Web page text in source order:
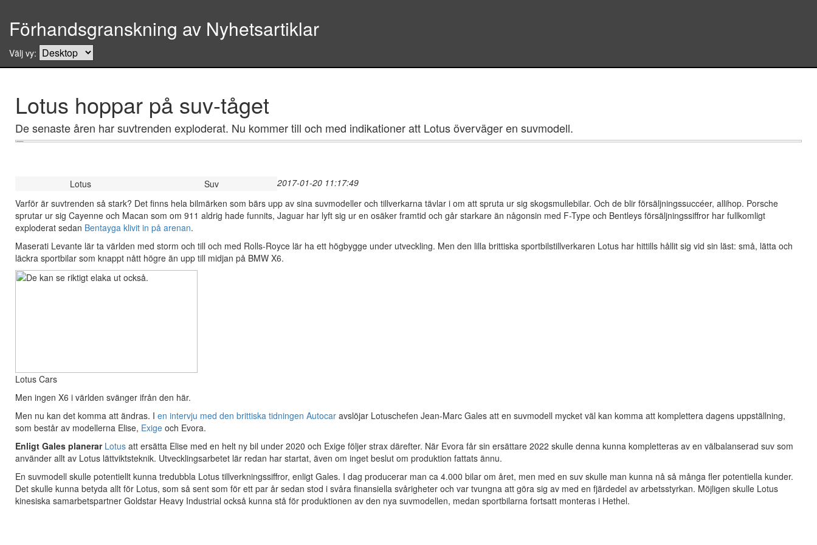
Förhandsgranskning av Nyhetsartiklar
Välj vy:
Lotus hoppar på suv-tåget
De senaste åren har suvtrenden exploderat. Nu kommer till och med indikationer att Lotus överväger en suvmodell.
2017-01-20 11:17:49
Lotus
Suv
Varför är suvtrenden så stark? Det finns hela bilmärken som bärs upp av sina suvmodeller och tillverkarna tävlar i om att spruta ur sig skogsmullebilar. Och de blir försäljningssuccéer, allihop. Porsche
sprutar ur sig Cayenne och Macan som om 911 aldrig hade funnits, Jaguar har lyft sig ur en osäker framtid och går starkare än någonsin med F-Type och Bentleys försäljningssiffror har fullkomligt
exploderat sedan Bentayga klivit in på arenan.
Maserati Levante lär ta världen med storm och till och med Rolls-Royce lär ha ett högbygge under utveckling. Men den lilla brittiska sportbilstillverkaren Lotus har hittills hållit sig vid sin läst: små, lätta och
läckra sportbilar som knappt nått högre än upp till midjan på BMW X6.
Lotus Cars
Men ingen X6 i världen svänger ifrån den här.
Men nu kan det komma att ändras. I en intervju med den brittiska tidningen Autocar avslöjar Lotuschefen Jean-Marc Gales att en suvmodell mycket väl kan komma att komplettera dagens uppställning,
som består av modellerna Elise, Exige och Evora.
Enligt Gales planerar Lotus att ersätta Elise med en helt ny bil under 2020 och Exige följer strax därefter. När Evora får sin ersättare 2022 skulle denna kunna kompletteras av en välbalanserad suv som
använder allt av Lotus lättviktsteknik. Utvecklingsarbetet lär redan har startat, även om inget beslut om produktion fattats ännu.
En suvmodell skulle potentiellt kunna tredubbla Lotus tillverkningssiffror, enligt Gales. I dag producerar man ca 4.000 bilar om året, men med en suv skulle man kunna nå så många fler potentiella kunder.
Det skulle kunna betyda allt för Lotus, som så sent som för ett par år sedan stod i svåra finansiella svårigheter och var tvungna att göra sig av med en fjärdedel av arbetsstyrkan. Möjligen skulle Lotus
kinesiska samarbetspartner Goldstar Heavy Industrial också kunna stå för produktionen av den nya suvmodellen, medan sportbilarna fortsatt monteras i Hethel.